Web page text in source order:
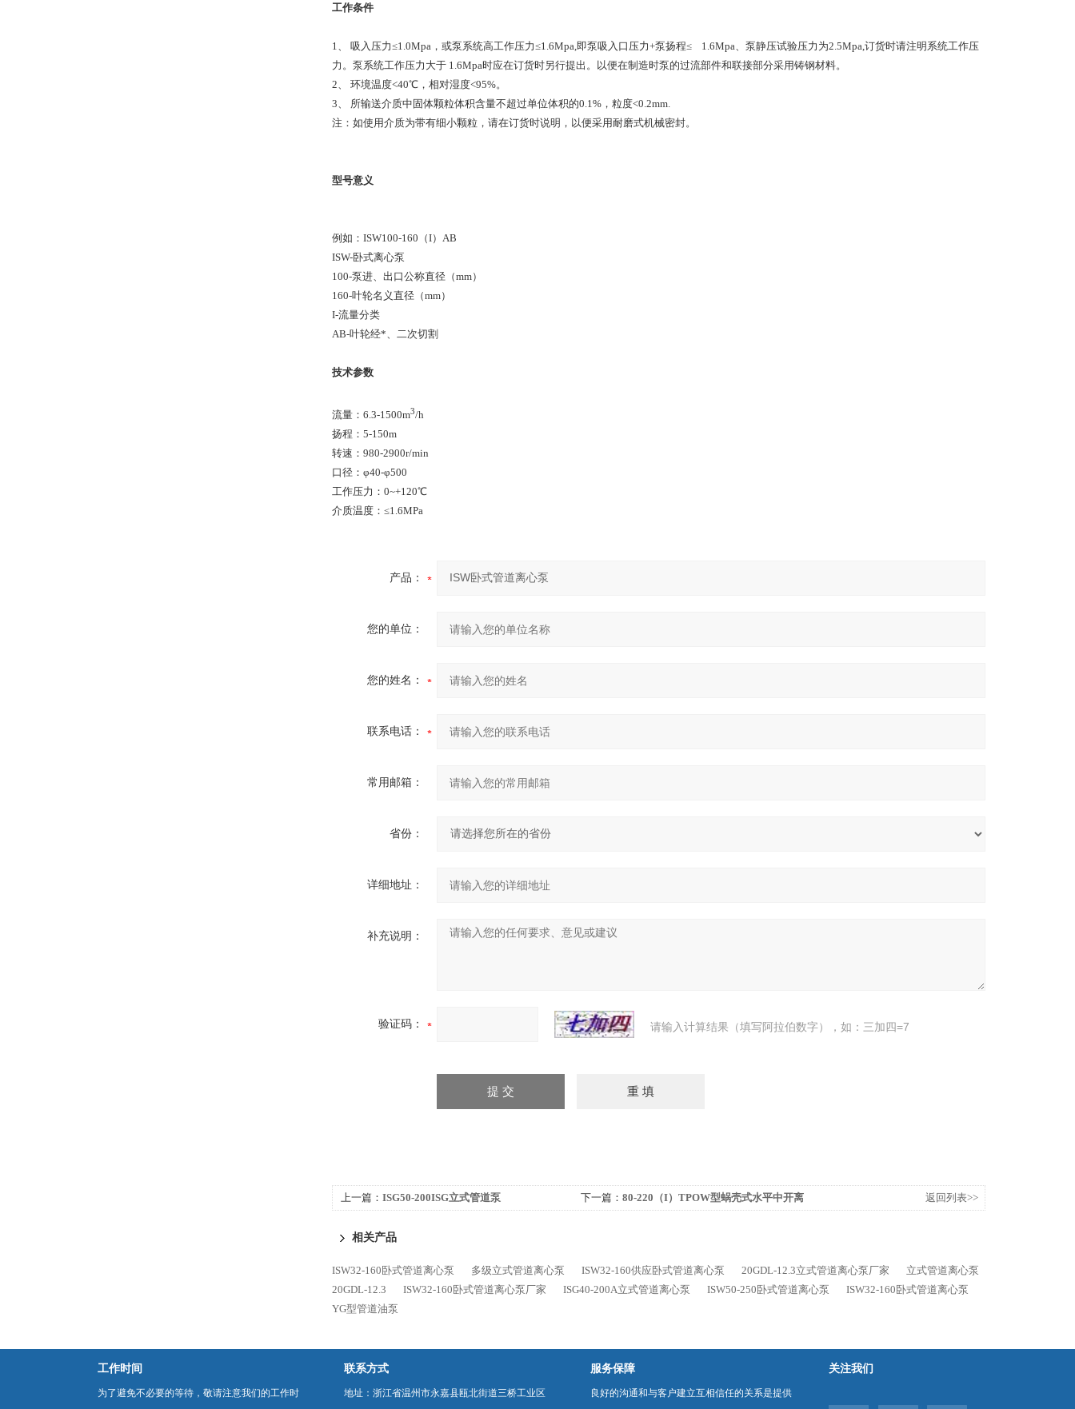
工作条件
1、 吸入压力≤1.0Mpa，或泵系统高工作压力≤1.6Mpa,即泵吸入口压力+泵扬程≤ 1.6Mpa、泵静压试验压力为2.5Mpa,订货时请注明系统工作压
力。泵系统工作压力大于 1.6Mpa时应在订货时另行提出。以便在制造时泵的过流部件和联接部分采用铸钢材料。
2、 环境温度<40℃，相对湿度<95%。
3、 所输送介质中固体颗粒体积含量不超过单位体积的0.1%，粒度<0.2mm.
注：如使用介质为带有细小颗粒，请在订货时说明，以便采用耐磨式机械密封。
型号意义
例如：ISW100-160（I）AB
ISW-卧式离心泵
100-泵进、出口公称直径（mm）
160-叶轮名义直径（mm）
I-流量分类
AB-叶轮经*、二次切割
技术参数
流量：6.3-1500m3/h
扬程：5-150m
转速：980-2900r/min
口径：φ40-φ500
工作压力：0~+120℃
介质温度：≤1.6MPa
产品：
您的单位：
您的姓名：
联系电话：
常用邮箱：
省份：
详细地址：
补充说明：
验证码： 请输入计算结果（填写阿拉伯数字），如：三加四=7
上一篇： ISG50-200ISG立式管道泵 下一篇： 80-220（I）TPOW型蜗壳式水平中开离
返回列表>>
相关产品
ISW32-160卧式管道离心泵 多级立式管道离心泵 ISW32-160供应卧式管道离心泵 20GDL-12.3立式管道离心泵厂家
立式管道离心泵
20GDL-12.3
ISW32-160卧式管道离心泵厂家 ISG40-200A立式管道离心泵 ISW50-250卧式管道离心泵
ISW32-160卧式管道离心泵
YG型管道油泵
工作时间
为了避免不必要的等待，敬请注意我们的工作时
联系方式
地址：浙江省温州市永嘉县瓯北街道三桥工业区
服务保障
良好的沟通和与客户建立互相信任的关系是提供
关注我们